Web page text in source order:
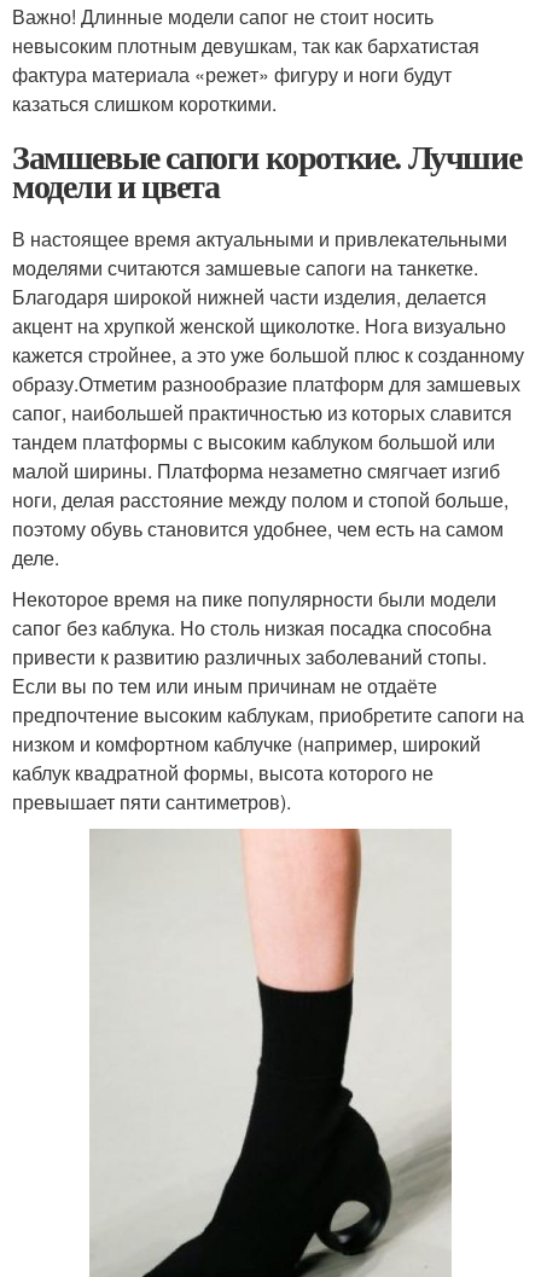
Важно! Длинные модели сапог не стоит носить
невысоким плотным девушкам, так как бархатистая
фактура материала «режет» фигуру и ноги будут
казаться слишком короткими.
Замшевые сапоги короткие. Лучшие
модели и цвета
В настоящее время актуальными и привлекательными
моделями считаются замшевые сапоги на танкетке.
Благодаря широкой нижней части изделия, делается
акцент на хрупкой женской щиколотке. Нога визуально
кажется стройнее, а это уже большой плюс к созданному
образу.Отметим разнообразие платформ для замшевых
сапог, наибольшей практичностью из которых славится
тандем платформы с высоким каблуком большой или
малой ширины. Платформа незаметно смягчает изгиб
ноги, делая расстояние между полом и стопой больше,
поэтому обувь становится удобнее, чем есть на самом
деле.
Некоторое время на пике популярности были модели
сапог без каблука. Но столь низкая посадка способна
привести к развитию различных заболеваний стопы.
Если вы по тем или иным причинам не отдаёте
предпочтение высоким каблукам, приобретите сапоги на
низком и комфортном каблучке (например, широкий
каблук квадратной формы, высота которого не
превышает пяти сантиметров).